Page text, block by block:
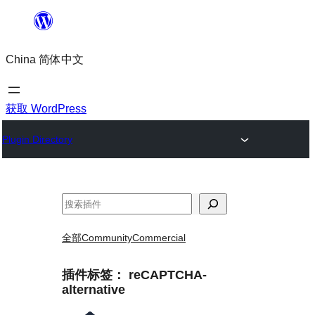
内
容
China 简体中文
获取 WordPress
Plugin Directory
搜
全部CommunityCommercial
插件标签： reCAPTCHA-
alternative